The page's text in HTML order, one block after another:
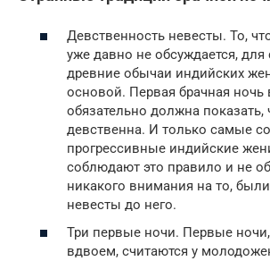
Девственность невесты. То,
уже давно не обсуждается,
древние обычаи индийских
основой. Первая брачная ночь
обязательно должна показать,
девственна. И только самые
прогрессивные индийские
соблюдают это правило и не
никакого внимания на то,
невесты до него.
Три первые ночи. Первые
вдвоем, считаются у